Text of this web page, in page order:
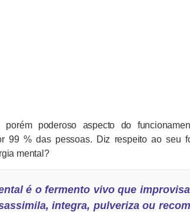
porém poderoso aspecto do
99 % das pessoas. Diz respeito ao seu
mental?
é o fermento vivo que
integra, pulveriza ou